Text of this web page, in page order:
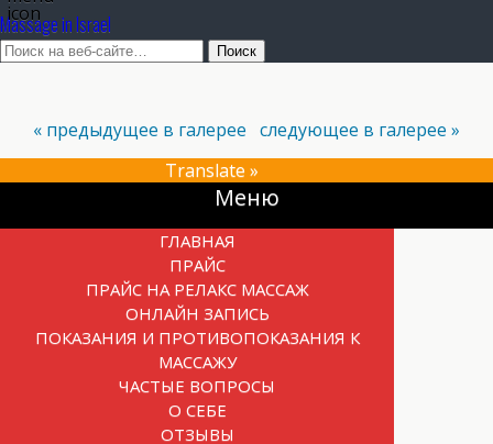
Massage in Israel
« предыдущее в галерее следующее в галерее »
Translate »
Прокрутка
Меню
ГЛАВНАЯ
ПРАЙС
ПРАЙС НА РЕЛАКС МАССАЖ
ОНЛАЙН ЗАПИСЬ
ПОКАЗАНИЯ И ПРОТИВОПОКАЗАНИЯ К
МАССАЖУ
ЧАСТЫЕ ВОПРОСЫ
О СЕБЕ
ОТЗЫВЫ